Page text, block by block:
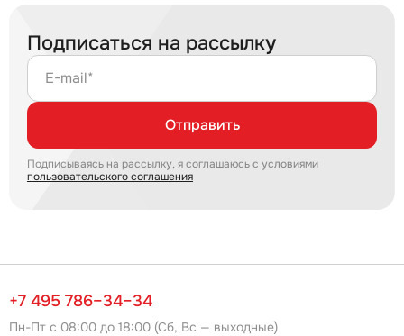
Подписаться на рассылку
E-mail*
Отправить
Подписываясь на рассылку, я соглашаюсь с условиями
пользовательского соглашения
+7 495 786–34–34
Пн-Пт с 08:00 до 18:00 (Сб, Вс — выходные)